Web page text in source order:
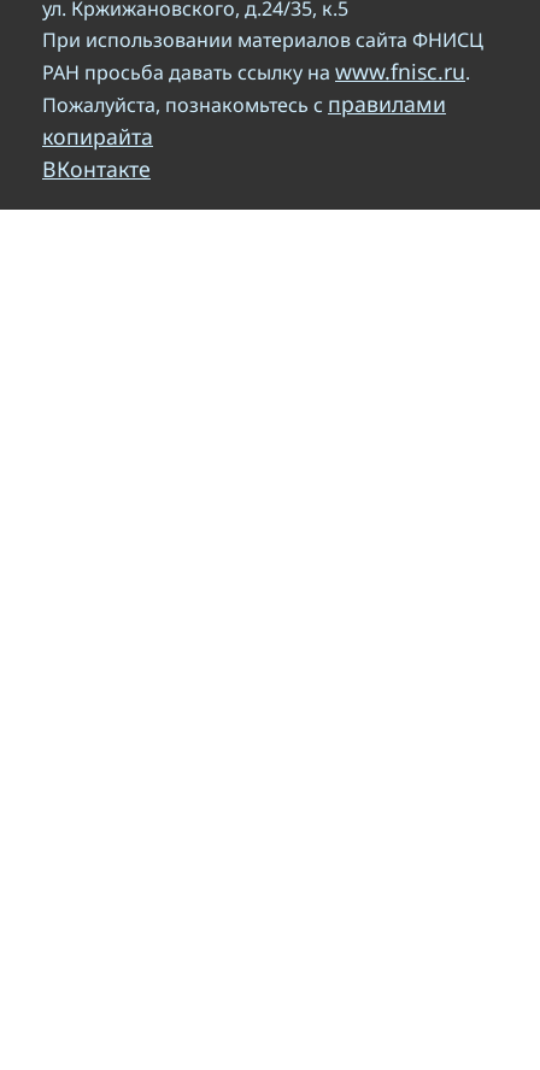
ул. Кржижановского, д.24/35, к.5
При использовании материалов сайта ФНИСЦ
РАН просьба давать ссылку на www.fnisc.ru.
Пожалуйста, познакомьтесь с правилами
копирайта
ВКонтакте